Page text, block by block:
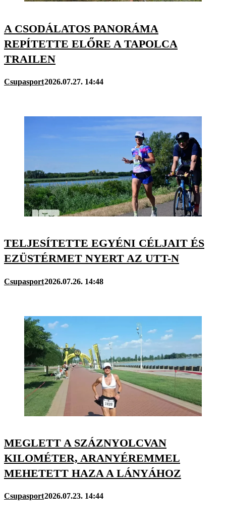
A CSODÁLATOS PANORÁMA
REPÍTETTE ELŐRE A TAPOLCA
TRAILEN
Csupasport2026.07.27. 14:44
TELJESÍTETTE EGYÉNI CÉLJAIT ÉS
EZÜSTÉRMET NYERT AZ UTT-N
Csupasport2026.07.26. 14:48
MEGLETT A SZÁZNYOLCVAN
KILOMÉTER, ARANYÉREMMEL
MEHETETT HAZA A LÁNYÁHOZ
Csupasport2026.07.23. 14:44